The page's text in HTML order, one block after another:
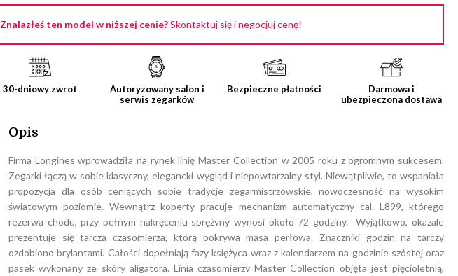
Znalazłeś ten model w niższej cenie?Skontaktuj sięi negocjuj cenę!
30-dniowy zwrot
Autoryzowany salon i
serwis zegarków
Bezpieczne płatności
Darmowa i
ubezpieczona dostawa
Opis
Firma Longines wprowadziła na rynek linię Master Collection w 2005 roku z ogromnym sukcesem.
Zegarki łączą w sobie klasyczny, elegancki wygląd i niepowtarzalny styl. Niewątpliwie, to wspaniała
propozycja dla osób ceniących sobie tradycje zegarmistrzowskie, nowoczesność na wysokim
światowym poziomie. Wewnątrz koperty pracuje mechanizm automatyczny cal. L899, którego
rezerwa chodu, przy pełnym nakręceniu sprężyny wynosi około 72 godziny. Wyjątkowo, okazale
prezentuje się tarcza czasomierza, którą pokrywa masa perłowa. Znaczniki godzin na tarczy
ozdobiono brylantami. Całości dopełniają fazy księżyca wraz z kalendarzem na godzinie szóstej oraz
pasek wykonany ze skóry aligatora. Linia czasomierzy Master Collection objęta jest pięcioletnią,